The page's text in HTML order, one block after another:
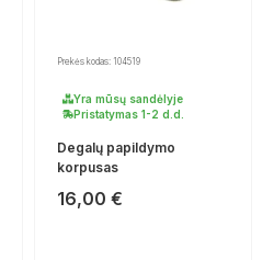
Prekės kodas: 104519
Yra mūsų sandėlyje
Pristatymas 1-2 d.d.
Degalų papildymo
korpusas
16,00 €